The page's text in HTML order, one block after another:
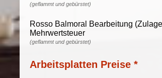
(geflammt und gebürstet)
Rosso Balmoral Bearbeitung
Mehrwertsteuer
(geflammt und gebürstet)
Arbeitsplatten Preise *